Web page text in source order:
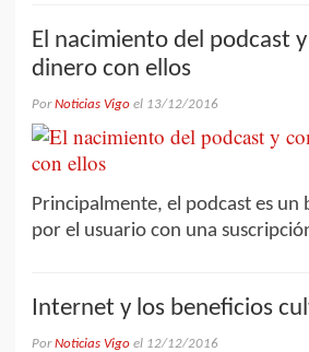
El nacimiento del podcast
dinero con ellos
PorNoticias Vigo el 13/12/2016
Principalmente, el podcast es un
por el usuario con una
Internet y los beneficios
PorNoticias Vigo el 12/12/2016